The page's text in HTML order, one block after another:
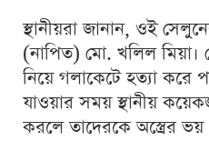
স্থানীয়রা জানান, ওই
(নাপিত) মো. খলিল
নিয়ে গলাকেটে হত্যা করে
যাওয়ার সময় স্থানীয়
করলে তাদেরকে অস্ত্রের